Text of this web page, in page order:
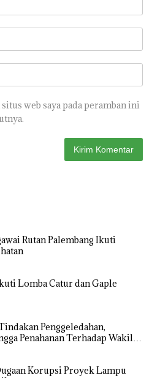
web saya pada peramban ini
Rutan Palembang Ikuti
Lomba Catur dan Gaple
Penggeledahan,
Penahanan Terhadap Wakil
Korupsi Proyek Lampu